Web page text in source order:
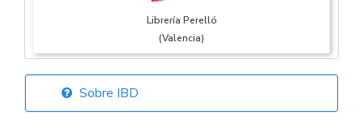
Librería Perelló
(Valencia)
Librería Elías
Sobre IBD